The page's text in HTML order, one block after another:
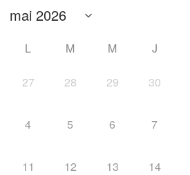
L M M J
27 28 29 30
4 5 6 7
11 12 13 14